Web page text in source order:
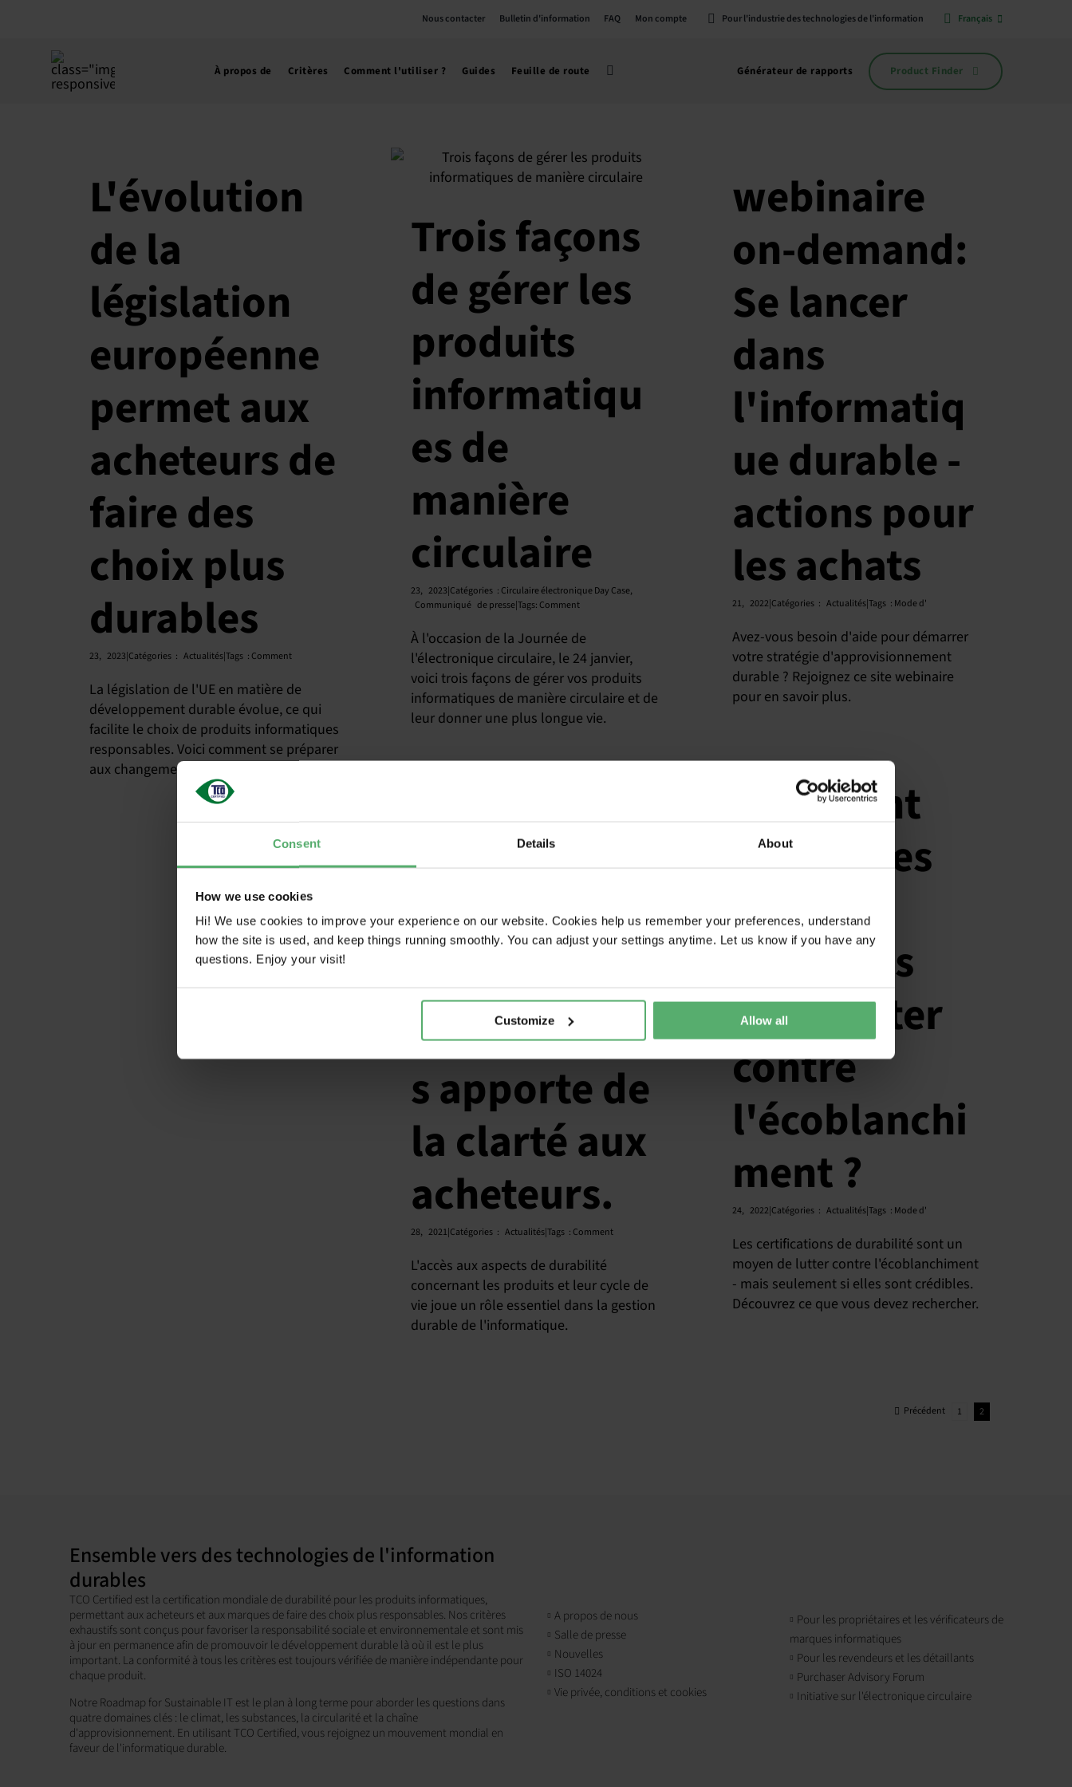
Consent Details About
How we use cookies
Hi! We use cookies to improve your experience on our website. Cookies help us remember your preferences, understand
how the site is used, and keep things running smoothly. You can adjust your settings anytime. Let us know if you have any
questions. Enjoy your visit!
Customize Allow all
Nous contacter Bulletin d'information FAQ Mon compte Pour l'industrie des technologies de l'information Français
À propos de Critères Comment l'utiliser ? Guides Feuille de route Générateur de rapports Product Finder
L'évolution
de la
législation
européenne
permet aux
acheteurs de
faire des
choix plus
durables
23, 2023|Catégories : Actualités|Tags : Comment
La législation de l'UE en matière de
développement durable évolue, ce qui
facilite le choix de produits informatiques
responsables. Voici comment se préparer
aux changements à venir.
Trois façons
de gérer les
produits
informatiqu
es de
manière
circulaire
23, 2023|Catégories : Circulaire électronique Day Case,
Communiqué de presse|Tags: Comment
À l'occasion de la Journée de
l'électronique circulaire, le 24 janvier,
voici trois façons de gérer vos produits
informatiques de manière circulaire et de
leur donner une plus longue vie.
webinaire
on-demand:
Se lancer
dans
l'informatiq
ue durable -
actions pour
les achats
21, 2022|Catégories : Actualités|Tags : Mode d'
Avez-vous besoin d'aide pour démarrer
votre stratégie d'approvisionnement
durable ? Rejoignez ce site webinaire
pour en savoir plus.
Comment
utiliser les
(bons)
écolabels
pour lutter
contre
l'écoblanchi
ment ?
24, 2022|Catégories : Actualités|Tags : Mode d'
Les certifications de durabilité sont un
moyen de lutter contre l'écoblanchiment
- mais seulement si elles sont crédibles.
Découvrez ce que vous devez rechercher.
L'ajout de la
durabilité
dans les
catalogues
électronique
s apporte de
la clarté aux
acheteurs.
28, 2021|Catégories : Actualités|Tags : Comment
L'accès aux aspects de durabilité
concernant les produits et leur cycle de
vie joue un rôle essentiel dans la gestion
durable de l'informatique.
Précédent 1 2
Ensemble vers des technologies de l'information
durables
TCO Certified est la certification mondiale de durabilité pour les produits informatiques,
permettant aux acheteurs et aux marques de faire des choix plus responsables. Nos critères
exhaustifs sont conçus pour favoriser la responsabilité sociale et environnementale et sont mis
à jour en permanence afin de promouvoir le développement durable là où il est le plus
important. La conformité à tous les critères est toujours vérifiée de manière indépendante pour
chaque produit.
Notre Roadmap for Sustainable IT est le plan à long terme pour aborder les questions dans
quatre domaines clés : le climat, les substances, la circularité et la chaîne
d'approvisionnement. En utilisant TCO Certified, vous rejoignez un mouvement mondial en
faveur de l'informatique durable.
A propos de nous
Salle de presse
Nouvelles
ISO 14024
Vie privée, conditions et cookies
Pour les propriétaires et les vérificateurs de
marques informatiques
Pour les revendeurs et les détaillants
Purchaser Advisory Forum
Initiative sur l'électronique circulaire